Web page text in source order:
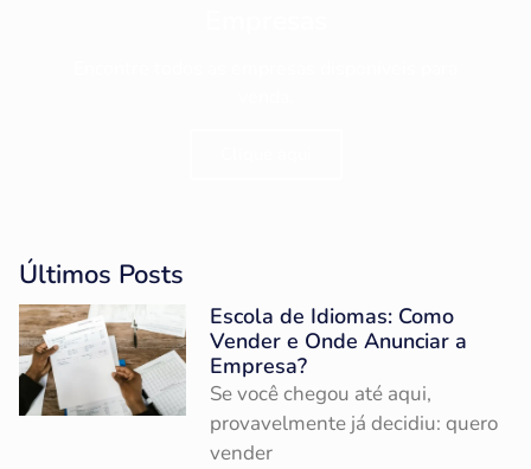
Últimos Posts
Escola de Idiomas: Como
Vender e Onde Anunciar a
Empresa?
Se você chegou até aqui,
provavelmente já decidiu: quero
vender